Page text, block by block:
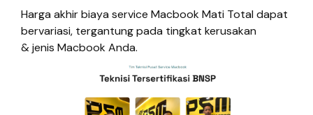
Harga akhir biaya service Macbook Mati Total dapat
bervariasi, tergantung pada tingkat kerusakan
& jenis Macbook Anda.